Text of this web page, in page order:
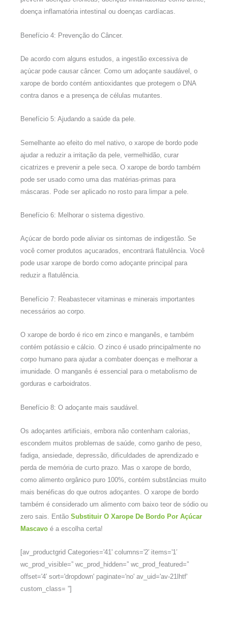
doença inflamatória intestinal ou doenças cardíacas.
Benefício 4: Prevenção do Câncer.
De acordo com alguns estudos, a ingestão excessiva de
açúcar pode causar câncer. Como um adoçante saudável, o
xarope de bordo contém antioxidantes que protegem o DNA
contra danos e a presença de células mutantes.
Benefício 5: Ajudando a saúde da pele.
Semelhante ao efeito do mel nativo, o xarope de bordo pode
ajudar a reduzir a irritação da pele, vermelhidão, curar
cicatrizes e prevenir a pele seca. O xarope de bordo também
pode ser usado como uma das matérias-primas para
máscaras. Pode ser aplicado no rosto para limpar a pele.
Benefício 6: Melhorar o sistema digestivo.
Açúcar de bordo pode aliviar os sintomas de indigestão. Se
você comer produtos açucarados, encontrará flatulência. Você
pode usar xarope de bordo como adoçante principal para
reduzir a flatulência.
Benefício 7: Reabastecer vitaminas e minerais importantes
necessários ao corpo.
O xarope de bordo é rico em zinco e manganês, e também
contém potássio e cálcio. O zinco é usado principalmente no
corpo humano para ajudar a combater doenças e melhorar a
imunidade. O manganês é essencial para o metabolismo de
gorduras e carboidratos.
Benefício 8: O adoçante mais saudável.
Os adoçantes artificiais, embora não contenham calorias,
escondem muitos problemas de saúde, como ganho de peso,
fadiga, ansiedade, depressão, dificuldades de aprendizado e
perda de memória de curto prazo. Mas o xarope de bordo,
como alimento orgânico puro 100%, contém substâncias muito
mais benéficas do que outros adoçantes. O xarope de bordo
também é considerado um alimento com baixo teor de sódio ou
zero sais. Então Substituir O Xarope De Bordo Por Açúcar
Mascavo é a escolha certa!
[av_productgrid Categories='41' columns='2′ items='1′
wc_prod_visible=” wc_prod_hidden=” wc_prod_featured=”
offset='4′ sort='dropdown' paginate='no' av_uid='av-21lhtf'
custom_class= ”]